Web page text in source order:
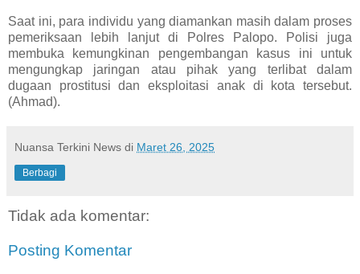
Saat ini, para individu yang diamankan masih dalam proses
pemeriksaan lebih lanjut di Polres Palopo. Polisi juga
membuka kemungkinan pengembangan kasus ini untuk
mengungkap jaringan atau pihak yang terlibat dalam
dugaan prostitusi dan eksploitasi anak di kota tersebut.
(Ahmad).
Nuansa Terkini News di Maret 26, 2025
Berbagi
Tidak ada komentar:
Posting Komentar